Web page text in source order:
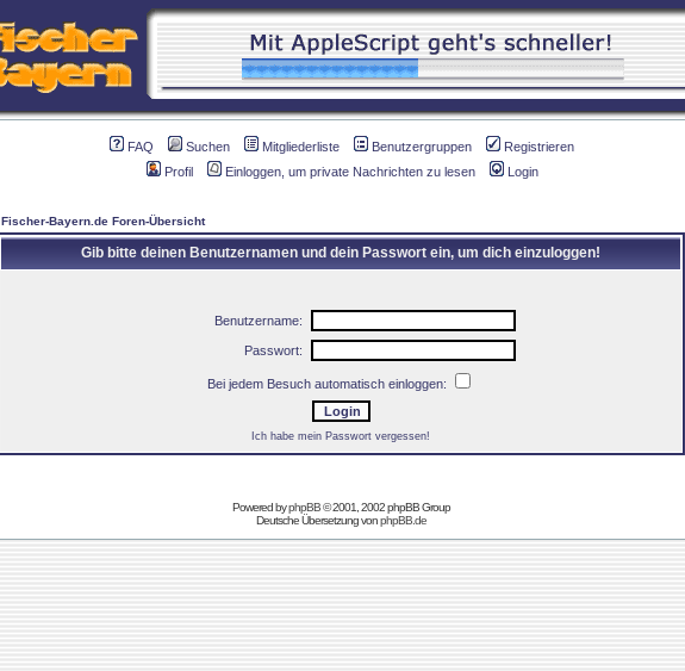
FAQ Suchen Mitgliederliste Benutzergruppen
Registrieren
Profil
Einloggen, um private Nachrichten zu lesen Login
Fischer-Bayern.de Foren-Übersicht
Gib bitte deinen Benutzernamen und dein Passwort ein, um dich einzuloggen!
Benutzername:
Passwort:
Bei jedem Besuch automatisch einloggen:
Ich habe mein Passwort vergessen!
Powered byphpBB© 2001, 2002 phpBB Group
Deutsche Übersetzung vonphpBB.de